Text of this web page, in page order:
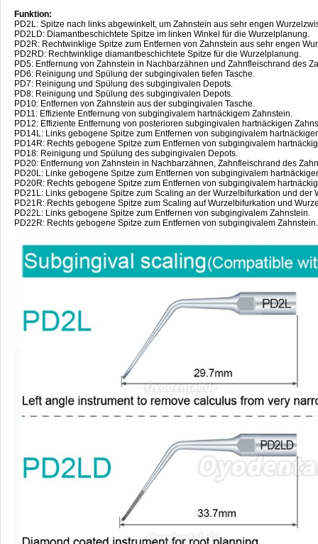
Funktion:
PD2L: Spitze nach links abgewinkelt, um Zahnstein aus sehr engen
PD2LD: Diamantbeschichtete Spitze im linken Winkel für die Wurzelplanung.
PD2R: Rechtwinklige Spitze zum Entfernen von Zahnstein aus sehr engen
PD2RD: Rechtwinklige diamantbeschichtete Spitze für die Wurzelplanung.
PD5: Entfernung von Zahnstein in Nachbarzähnen und Zahnfleischrand des
PD6: Reinigung und Spülung der subgingivalen tiefen Tasche.
PD7: Reinigung und Spülung des subgingivalen Depots.
PD8: Reinigung und Spülung des subgingivalen Depots.
PD10: Entfernen von Zahnstein aus der subgingivalen Tasche.
PD11: Effiziente Entfernung von subgingivalem hartnäckigem Zahnstein.
PD12: Effiziente Entfernung von posterioren subgingivalen hartnäckigen
PD14L: Links gebogene Spitze zum Entfernen von subgingivalem
PD14R: Rechts gebogene Spitze zum Entfernen von subgingivalem
PD18: Reinigung und Spülung des subgingivalen Depots.
PD20: Entfernung von Zahnstein in Nachbarzähnen, Zahnfleischrand des
PD20L: Linke gebogene Spitze zum Entfernen von subgingivalem
PD20R: Rechts gebogene Spitze zum Entfernen von subgingivalem
PD21L: Links gebogene Spitze zum Scaling an der Wurzelbifurkation und
PD21R: Rechts gebogene Spitze zum Scaling auf Wurzelbifurkation und
PD22L: Links gebogene Spitze zum Entfernen von subgingivalem Zahnstein.
PD22R: Rechts gebogene Spitze zum Entfernen von subgingivalem Zahnstein.